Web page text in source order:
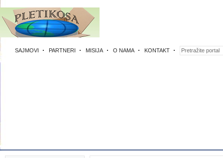
SAJMOVI PARTNERI MISIJA O NAMA KONTAKT